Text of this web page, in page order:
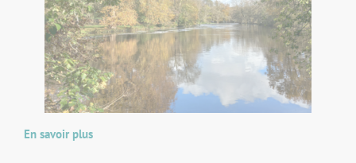
En savoir plus